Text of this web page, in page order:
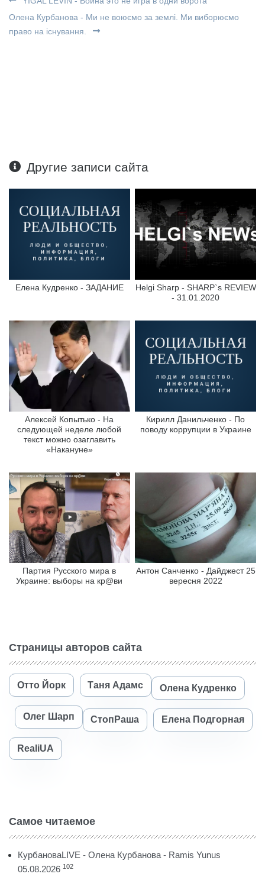
Олена Курбанова - Ми не воюємо за землі. Ми виборюємо
право на існування.
Другие записи сайта
Елена Кудренко - ЗАДАНИЕ
Helgi Sharp - SHARP`s REVIEW
- 31.01.2020
Алексей Копытько - На
следующей неделе любой
текст можно озаглавить
«Накануне»
Кирилл Данильченко - По
поводу коррупции в Украине
Партия Русского мира в
Украине: выборы на кр@ви
Антон Санченко - Дайджест 25
вересня 2022
Страницы авторов сайта
Отто Йорк Таня Адамс Олена Кудренко
Олег Шарп СтопРаша Елена Подгорная
RealiUA
Самое читаемое
КурбановаLIVE - Олена Курбанова - Ramis Yunus
05.08.2026 102